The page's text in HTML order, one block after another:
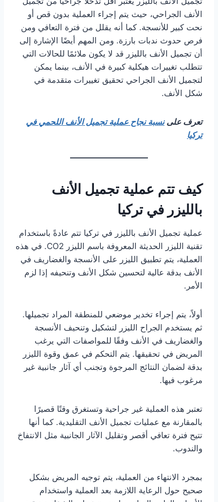
الأنف الجراحي، حيث يتم إجراء العملية بدون قص أو
نحت كبير للأنسجة. كما أنه يقلل من فترة التعافي ومن
فرص حدوث ندبات بارزة. ومن المهم أيضًا الإشارة إلى
أن تجميل الأنف بالليزر قد لا يكون ملائمًا للحالات التي
تتطلب تغييرات هيكلية كبيرة في الأنف، بينما يمكن
لتجميل الأنف الجراحي تحقيق تغييرات متقدمة في
شكل الأنف.
تعرف علىنسبة نجاح عملية تجميل الأنف اللحمي في
تركيا
كيف تتم عملية تجميل الأنف
بالليزر في تركيا
عملية تجميل الأنف بالليزر في تركيا تتم عادةً باستخدام
تقنية الليزر الحديثة المعروفة باسم الليزر CO2. في هذه
العملية، يتم تطبيق الليزر على الأنسجة والغضاريف في
الأنف بدقة عالية لتحسين شكل الأنف وتنحيفه إذا لزم
الأمر.
أولاً، يتم إجراء تخدير موضعي للمنطقة المراد تجميلها.
ثم يستخدم الجراح الليزر لتشكيل وتنحيف الأنسجة
والغضاريف في الأنف وفقًا للمواصفات التي يرغب
المريض في تحقيقها. يتم التحكم في عمق وقوة الليزر
بدقة لضمان النتائج المرجوة وتجنب أي آثار جانبية غير
مرغوب فيها.
تعتبر هذه العملية غير جراحية وتستغرق وقتًا قصيرًا
بالمقارنة مع عمليات تجميل الأنف التقليدية. كما أنها
تتيح فترة تعافي أقصر وتقليل الآثار الجانبية مثل الانتفاخ
والندوب.
بمجرد الانتهاء من العملية، يتم توجيه المريض بشكل
صحيح حول الرعاية اللازمة بعد العملية واستخدام